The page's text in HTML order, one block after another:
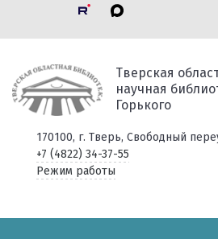
Тверская
научная
Горького
170100, г. Тверь, Свободный
+7 (4822) 34-37-55
Режим работы